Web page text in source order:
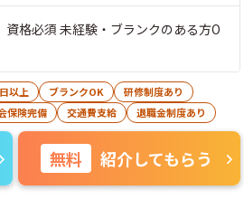
格必須 未経験・ブランクのある方O
以上 ブランクOK
研修制度あり
保険完備 交通費支給 退職金制度あり
無料 紹介してもらう